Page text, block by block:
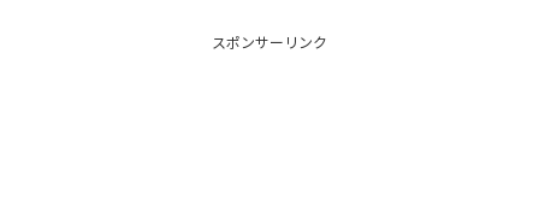
スポンサーリンク